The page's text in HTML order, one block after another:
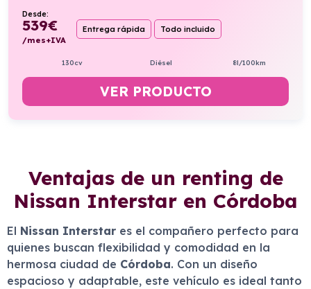
Desde:
539€
/mes+IVA
Entrega rápida Todo incluido
130cv Diésel 8l/100km
VER PRODUCTO
Ventajas de un renting de
Nissan Interstar en Córdoba
El Nissan Interstar es el compañero perfecto para
quienes buscan flexibilidad y comodidad en la
hermosa ciudad de Córdoba. Con un diseño
espacioso y adaptable, este vehículo es ideal tanto